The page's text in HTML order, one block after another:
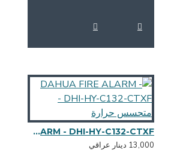
DAHUA FIRE ALARM - DHI-HY-C132-CTXF - متحسس حرارة
دينار عراقي